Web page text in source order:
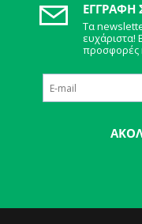
ΕΓΓΡΑΦΉ
Τα
ευχάριστα!
προσφορές